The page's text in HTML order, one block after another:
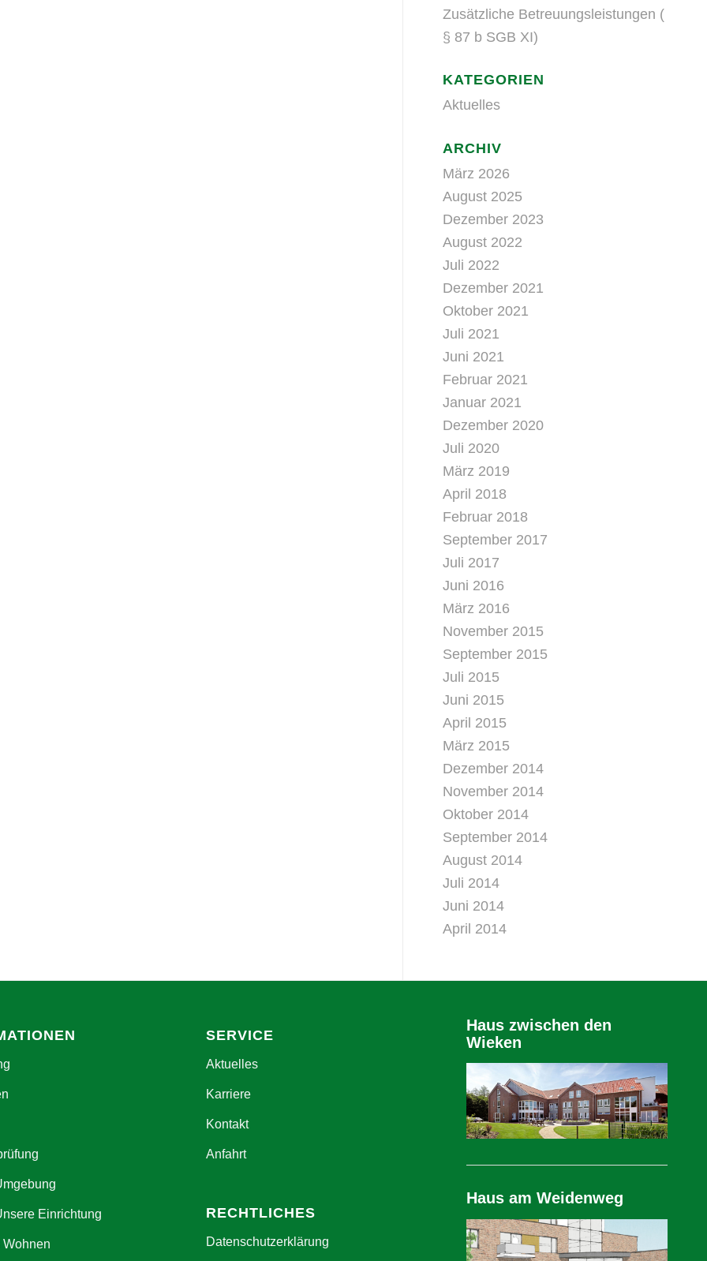
Zusätzliche Betreuungsleistungen (
§ 87 b SGB XI)
KATEGORIEN
Aktuelles
ARCHIV
März 2026
August 2025
Dezember 2023
August 2022
Juli 2022
Dezember 2021
Oktober 2021
Juli 2021
Juni 2021
Februar 2021
Januar 2021
Dezember 2020
Juli 2020
März 2019
April 2018
Februar 2018
September 2017
Juli 2017
Juni 2016
März 2016
November 2015
September 2015
Juli 2015
Juni 2015
April 2015
März 2015
Dezember 2014
November 2014
Oktober 2014
September 2014
August 2014
Juli 2014
Juni 2014
April 2014
Einrichtung
Wohnen
SERVICE
Aktuelles
Karriere
Kontakt
Anfahrt
RECHTLICHES
Datenschutzerklärung
Haus zwischen den
Wieken
Haus am Weidenweg